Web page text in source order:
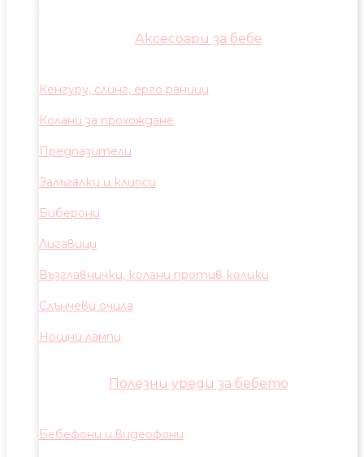
Аксесоари за бебе
Кенгуру, слинг, ерго раници
Колани за прохождане
Предпазители
Залъгалки и клипси
Биберони
Лигавици
Възглавнички, колани против колики
Слънчеви очила
Нощни лампи
Полезни уреди за бебето
Бебефони и видеофони